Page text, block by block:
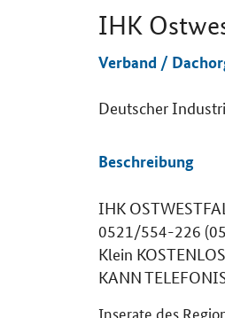
IHK
Verband /
Deutscher
Beschreibung
IHK
0521/554-226
Klein
KANN
Inserate des